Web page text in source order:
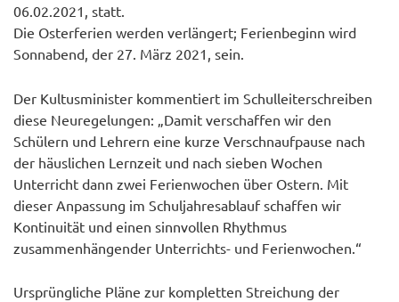
06.02.2021, statt.
Die Osterferien werden verlängert; Ferienbeginn wird
Sonnabend, der 27. März 2021, sein.
Der Kultusminister kommentiert im Schulleiterschreiben
diese Neuregelungen: „Damit verschaffen wir den
Schülern und Lehrern eine kurze Verschnaufpause nach
der häuslichen Lernzeit und nach sieben Wochen
Unterricht dann zwei Ferienwochen über Ostern. Mit
dieser Anpassung im Schuljahresablauf schaffen wir
Kontinuität und einen sinnvollen Rhythmus
zusammenhängender Unterrichts- und Ferienwochen.“
Ursprüngliche Pläne zur kompletten Streichung der